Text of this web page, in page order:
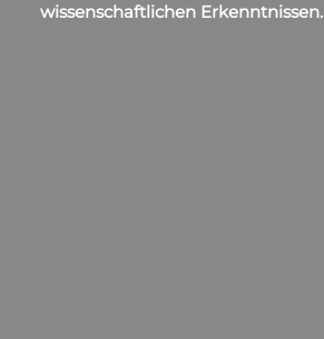
wissenschaftlichen Erkenntnissen.